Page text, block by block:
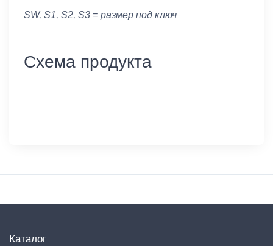
SW, S1, S2, S3 = размер под ключ
Схема продукта
Каталог